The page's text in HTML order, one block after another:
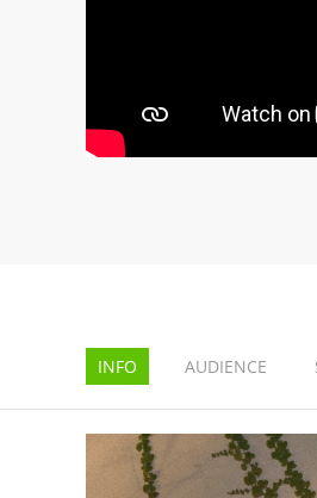
INFO AUDIENCE